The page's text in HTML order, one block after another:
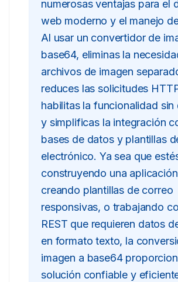
numerosas ventajas para el
web moderno y el manejo
Al usar un convertidor de
base64, eliminas la
archivos de imagen
reduces las solicitudes
habilitas la funcionalidad sin
y simplificas la integración
bases de datos y plantillas
electrónico. Ya sea que
construyendo una
creando plantillas de correo
responsivas, o trabajando
REST que requieren datos
en formato texto, la
imagen a base64
solución confiable y